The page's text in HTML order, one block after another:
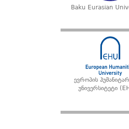
Baku Eurasian
ევროპის
უნივერსიტეტი